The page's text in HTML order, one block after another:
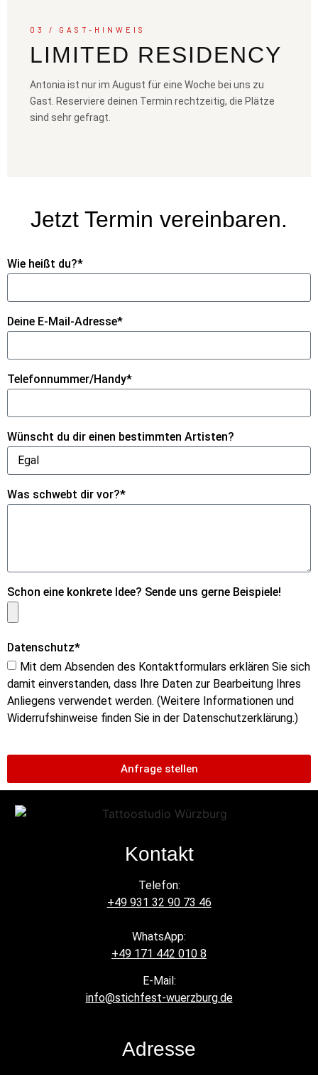
03 / GAST-HINWEIS
LIMITED RESIDENCY
Antonia ist nur im August für eine Woche bei uns zu
Gast. Reserviere deinen Termin rechtzeitig, die Plätze
sind sehr gefragt.
Jetzt Termin vereinbaren.
Wie heißt du?*
Deine E-Mail-Adresse*
Telefonnummer/Handy*
Wünscht du dir einen bestimmten Artisten?
Was schwebt dir vor?*
Schon eine konkrete Idee? Sende uns gerne Beispiele!
Datenschutz*
Mit dem Absenden des Kontaktformulars erklären Sie sich
damit einverstanden, dass Ihre Daten zur Bearbeitung Ihres
Anliegens verwendet werden. (Weitere Informationen und
Widerrufshinweise finden Sie in der Datenschutzerklärung.)
Anfrage stellen
Kontakt
Telefon:
+49 931 32 90 73 46
WhatsApp:
+49 171 442 010 8
E-Mail:
info@stichfest-wuerzburg.de
Adresse